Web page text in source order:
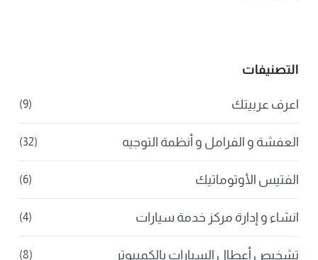
التصنيفات
اعرف عربيتك (9)
العفشة و الفرامل و أنظمة التوجيه (32)
الفتيس الأوتوماتيك (6)
انشاء و إدارة مركز خدمة سيارات (4)
تشخيص أعطال السيارات بالكمبيوتر (8)